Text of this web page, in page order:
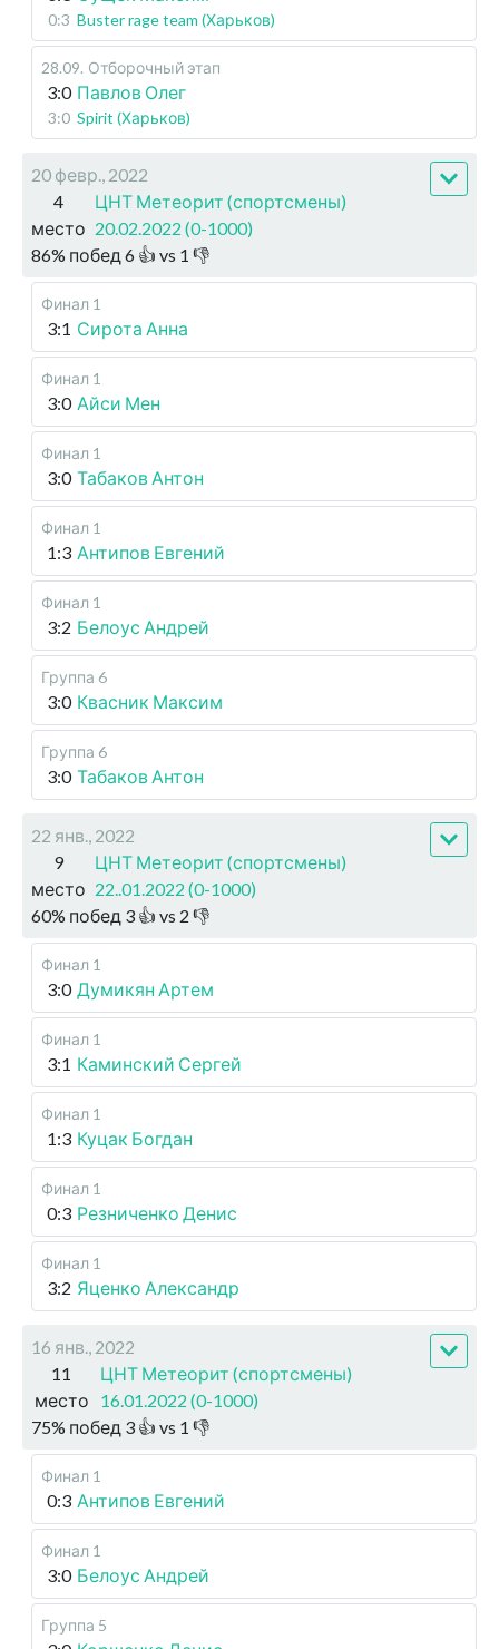
0:3 Buster rage team (Харьков)
28.09. Отборочный этап
3:0 Павлов Олег
3:0 Spirit (Харьков)
20 февр., 2022
4
место
ЦНТ Метеорит (спортсмены)
20.02.2022 (0-1000)
86% побед 6 👍 vs 1 👎
Финал 1
3:1 Сирота Анна
Финал 1
3:0 Айси Мен
Финал 1
3:0 Табаков Антон
Финал 1
1:3 Антипов Евгений
Финал 1
3:2 Белоус Андрей
Группа 6
3:0 Квасник Максим
Группа 6
3:0 Табаков Антон
22 янв., 2022
9
место
ЦНТ Метеорит (спортсмены)
22..01.2022 (0-1000)
60% побед 3 👍 vs 2 👎
Финал 1
3:0 Думикян Артем
Финал 1
3:1 Каминский Сергей
Финал 1
1:3 Куцак Богдан
Финал 1
0:3 Резниченко Денис
Финал 1
3:2 Яценко Александр
16 янв., 2022
11
место
ЦНТ Метеорит (спортсмены)
16.01.2022 (0-1000)
75% побед 3 👍 vs 1 👎
Финал 1
0:3 Антипов Евгений
Финал 1
3:0 Белоус Андрей
Группа 5